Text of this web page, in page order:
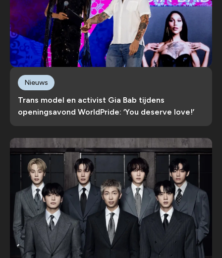
Trans model en activist Gia Bab tijdens
openingsavond WorldPride: ‘You deserve love!’
Nieuws